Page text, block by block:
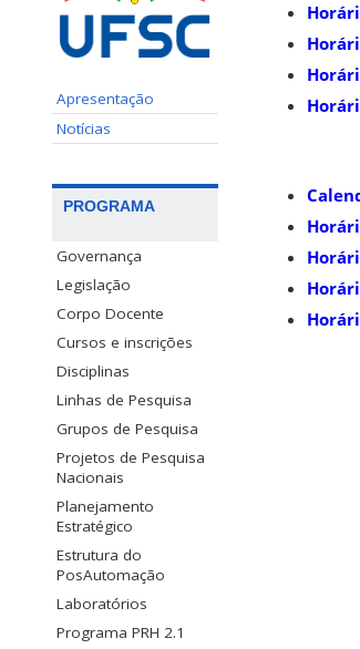
Apresentação
Notícias
PROGRAMA
Governança
Legislação
Corpo Docente
Cursos e inscrições
Disciplinas
Linhas de Pesquisa
Grupos de Pesquisa
Projetos de Pesquisa
Nacionais
Planejamento
Estratégico
Estrutura do
PosAutomação
Laboratórios
Programa PRH 2.1